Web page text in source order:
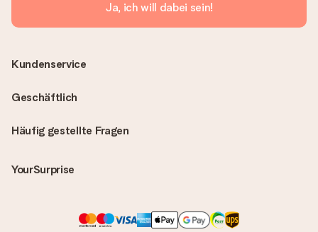
Ja, ich will dabei sein!
Häufig gestellte Fragen
YourSurprise
Kundenservice
Geschäftlich